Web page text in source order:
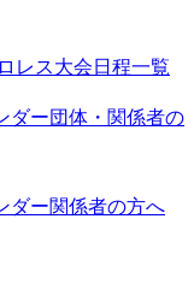
レス大会日程一覧
ダー団体・関係者の
ダー関係者の方へ